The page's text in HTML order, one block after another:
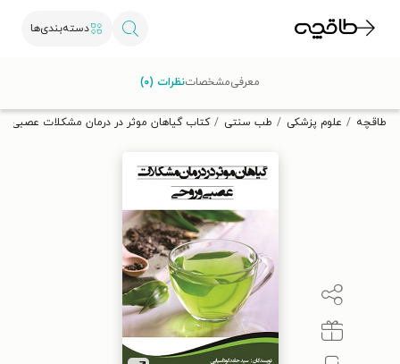
دسته‌بندی‌ها
تخفیف از طاقچه دریافت کن.
طاقچه علوم پزشکی طب سنتی کتاب گیاهان موثر در درمان مشکلات عصبی
معرفیمشخصاتنظرات (۰)